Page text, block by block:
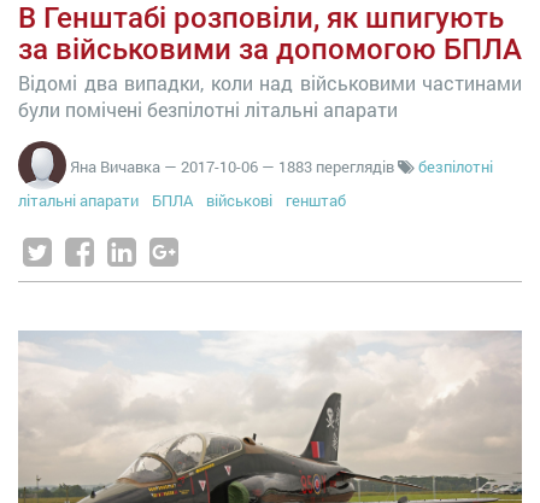
В Генштабі розповіли, як шпигують
за військовими за допомогою БПЛА
Відомі два випадки, коли над військовими частинами
були помічені безпілотні літальні апарати
Яна Вичавка — 2017-10-06 — 1883 переглядів
безпілотні
літальні апарати
БПЛА військові генштаб